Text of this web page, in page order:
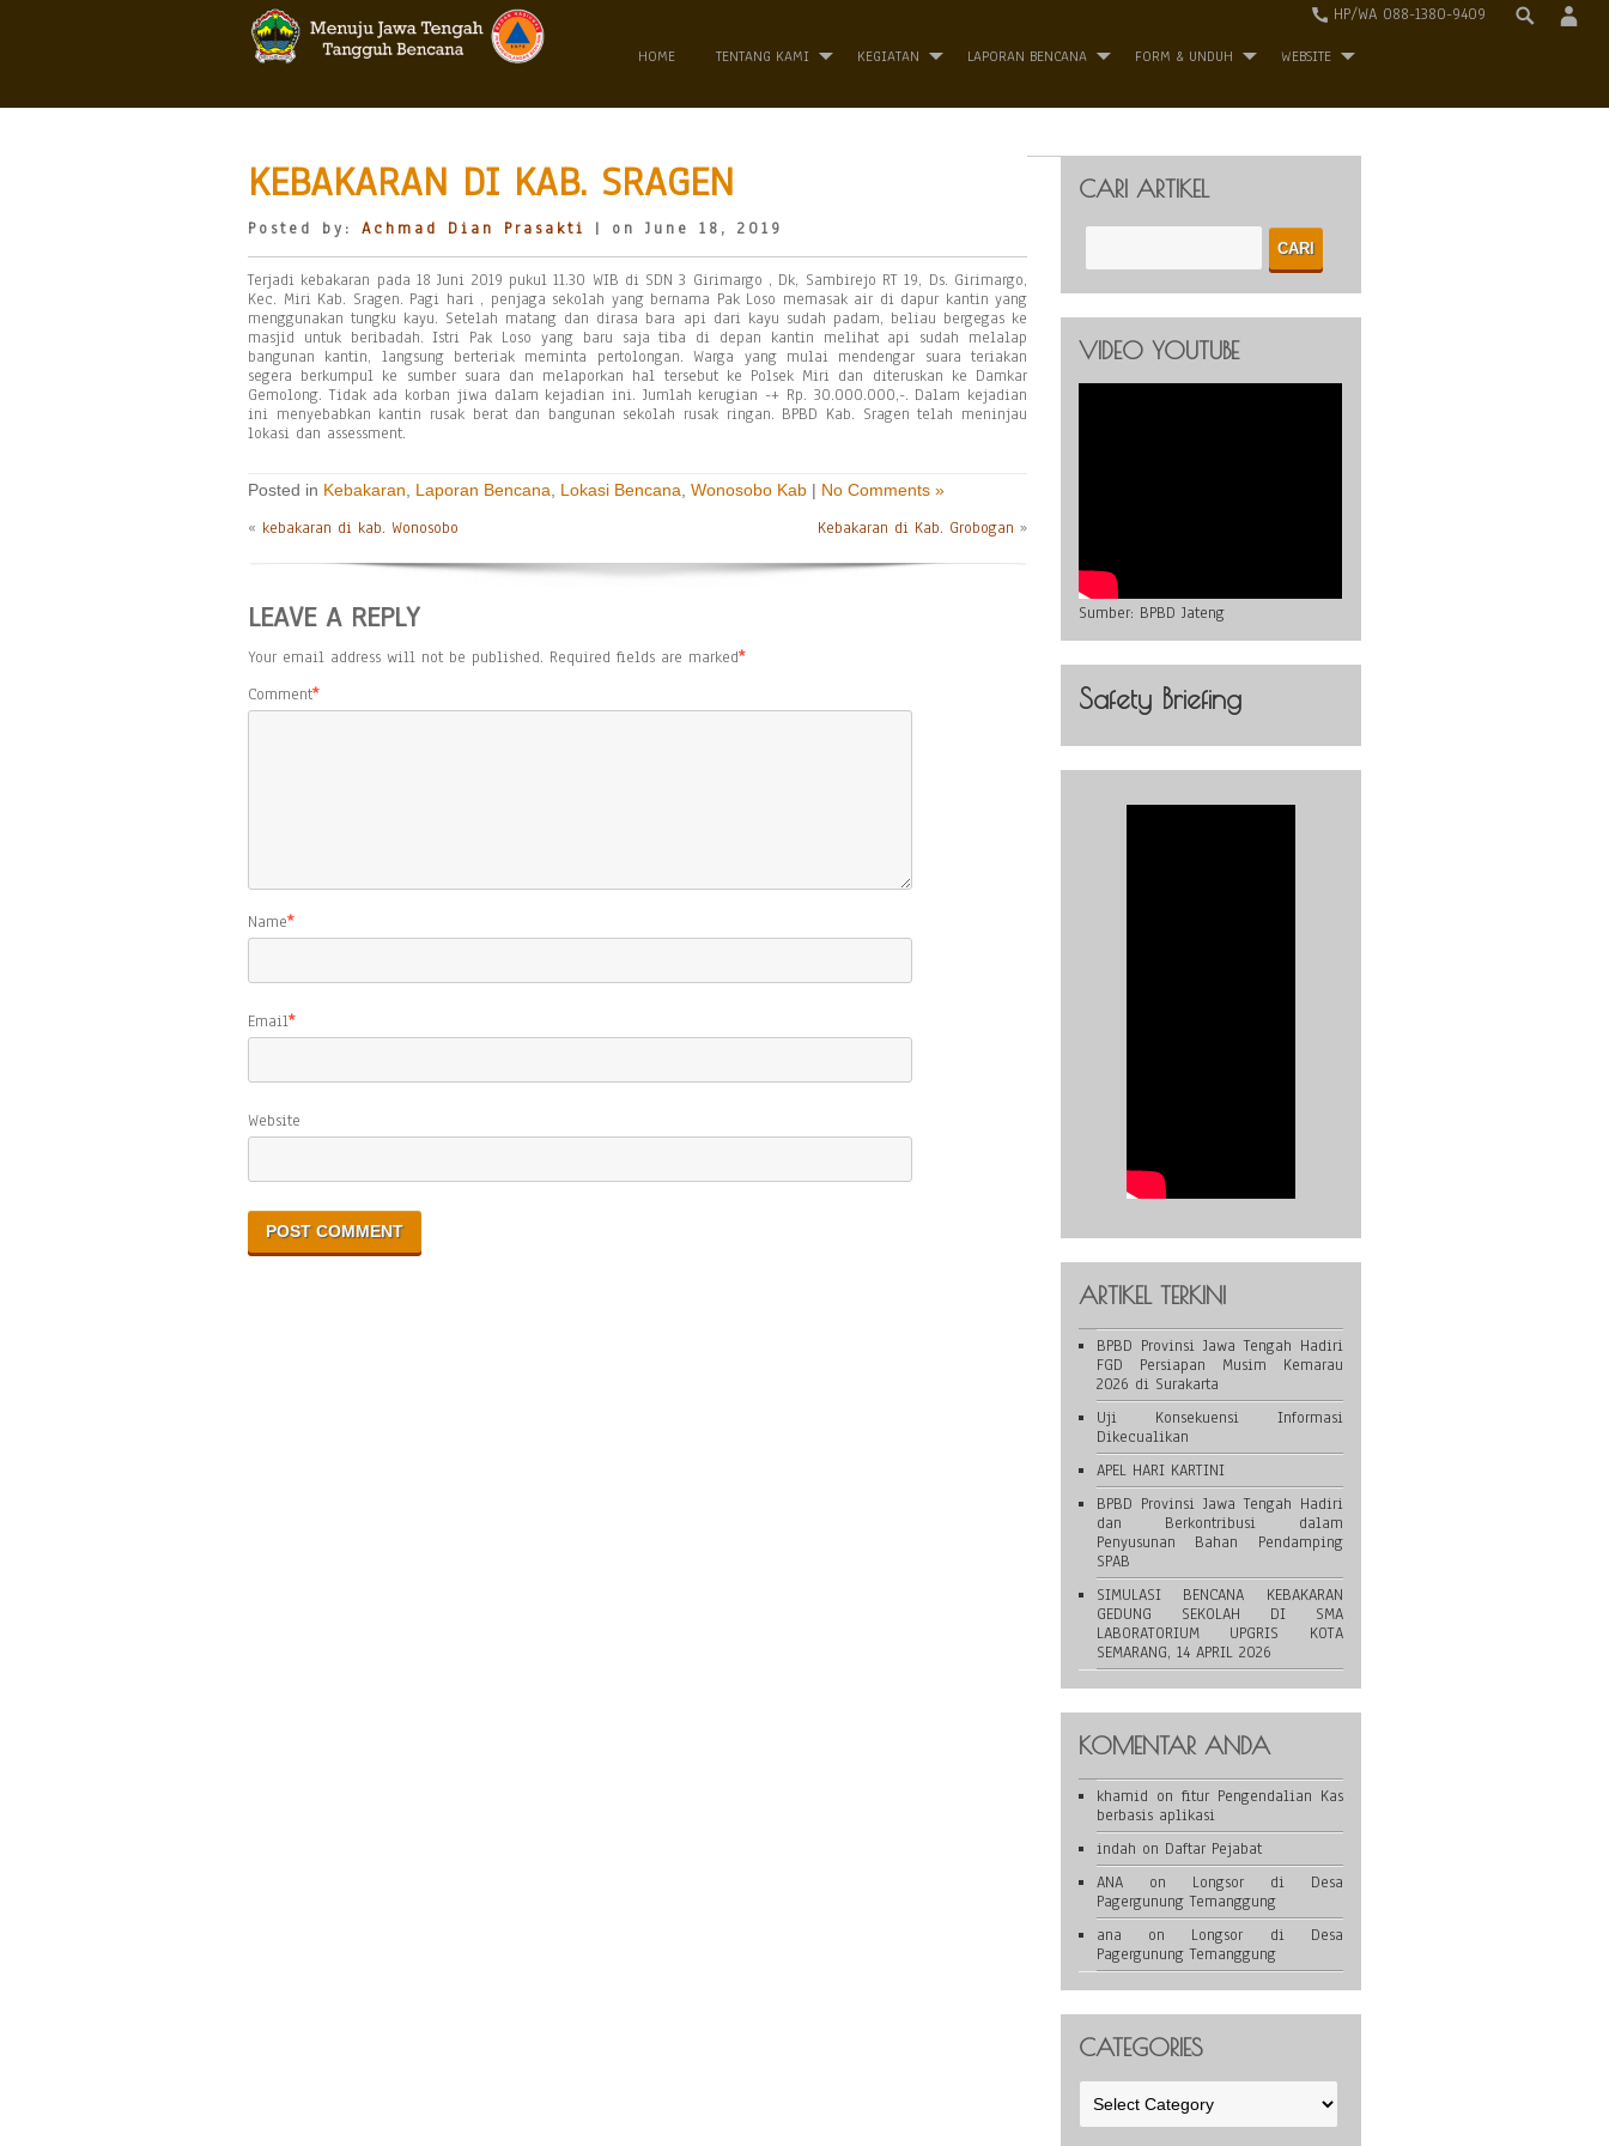
HP/WA 088-1380-9409
HOME TENTANG KAMI KEGIATAN LAPORAN BENCANA FORM & UNDUH WEBSITE
KEBAKARAN DI KAB. SRAGEN
Posted by: Achmad Dian Prasakti | on June 18, 2019
Terjadi kebakaran pada 18 Juni 2019 pukul 11.30 WIB di SDN 3 Girimargo , Dk, Sambirejo RT 19, Ds. Girimargo,
Kec. Miri Kab. Sragen. Pagi hari , penjaga sekolah yang bernama Pak Loso memasak air di dapur kantin yang
menggunakan tungku kayu. Setelah matang dan dirasa bara api dari kayu sudah padam, beliau bergegas ke
masjid untuk beribadah. Istri Pak Loso yang baru saja tiba di depan kantin melihat api sudah melalap
bangunan kantin, langsung berteriak meminta pertolongan. Warga yang mulai mendengar suara teriakan
segera berkumpul ke sumber suara dan melaporkan hal tersebut ke Polsek Miri dan diteruskan ke Damkar
Gemolong. Tidak ada korban jiwa dalam kejadian ini. Jumlah kerugian -+ Rp. 30.000.000,-. Dalam kejadian
ini menyebabkan kantin rusak berat dan bangunan sekolah rusak ringan. BPBD Kab. Sragen telah meninjau
lokasi dan assessment.
Posted in Kebakaran Laporan Bencana Lokasi Bencana Wonosobo Kab | No Comments »
« kebakaran di kab. Wonosobo Kebakaran di Kab. Grobogan »
LEAVE A REPLY
Your email address will not be published. Required fields are marked*
Comment*
Name*
Email*
Website
CARI ARTIKEL
VIDEO YOUTUBE
Sumber: BPBD Jateng
Safety Briefing
ARTIKEL TERKINI
BPBD Provinsi Jawa Tengah Hadiri
FGD Persiapan Musim Kemarau
2026 di Surakarta
Uji Konsekuensi Informasi
Dikecualikan
APEL HARI KARTINI
BPBD Provinsi Jawa Tengah Hadiri
dan Berkontribusi dalam
Penyusunan Bahan Pendamping
SPAB
SIMULASI BENCANA KEBAKARAN
GEDUNG SEKOLAH DI SMA
LABORATORIUM UPGRIS KOTA
SEMARANG, 14 APRIL 2026
KOMENTAR ANDA
khamid on fitur Pengendalian Kas
berbasis aplikasi
indah on Daftar Pejabat
ANAon Longsor di Desa
Pagergunung Temanggung
ana on Longsor di Desa
Pagergunung Temanggung
CATEGORIES
Categories